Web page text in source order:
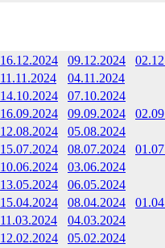
16.12.2024 09.12.2024
11.11.2024
04.11.2024
14.10.2024
07.10.2024
16.09.2024 09.09.2024
12.08.2024
05.08.2024
15.07.2024 08.07.2024
10.06.2024
03.06.2024
13.05.2024
06.05.2024
15.04.2024 08.04.2024
11.03.2024
04.03.2024
12.02.2024
05.02.2024